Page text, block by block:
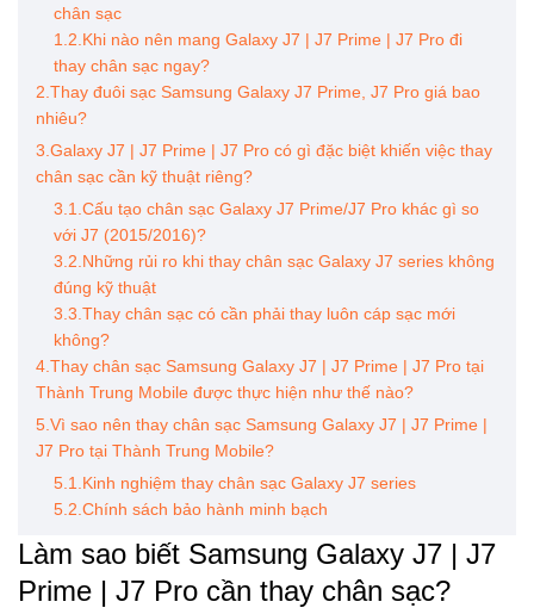
chân sạc
1.2.Khi nào nên mang Galaxy J7 | J7 Prime | J7 Pro đi
thay chân sạc ngay?
2.Thay đuôi sạc Samsung Galaxy J7 Prime, J7 Pro giá bao
nhiêu?
3.Galaxy J7 | J7 Prime | J7 Pro có gì đặc biệt khiến việc thay
chân sạc cần kỹ thuật riêng?
3.1.Cấu tạo chân sạc Galaxy J7 Prime/J7 Pro khác gì so
với J7 (2015/2016)?
3.2.Những rủi ro khi thay chân sạc Galaxy J7 series không
đúng kỹ thuật
3.3.Thay chân sạc có cần phải thay luôn cáp sạc mới
không?
4.Thay chân sạc Samsung Galaxy J7 | J7 Prime | J7 Pro tại
Thành Trung Mobile được thực hiện như thế nào?
5.Vì sao nên thay chân sạc Samsung Galaxy J7 | J7 Prime |
J7 Pro tại Thành Trung Mobile?
5.1.Kinh nghiệm thay chân sạc Galaxy J7 series
5.2.Chính sách bảo hành minh bạch
Làm sao biết Samsung Galaxy J7 | J7
Prime | J7 Pro cần thay chân sạc?